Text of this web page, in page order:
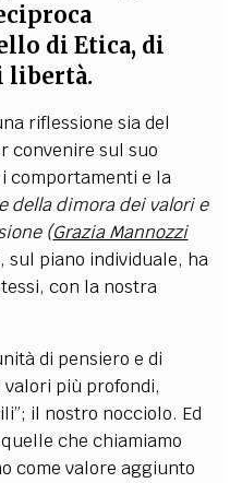
di Etica, di
libertà.
riflessione sia del
convenire sul suo
comportamenti e la
della dimora dei valori e
(Grazia Mannozzi
sul piano individuale, ha
con la nostra
di pensiero e di
più profondi,
il nostro nocciolo. Ed
che chiamiamo
come valore aggiunto